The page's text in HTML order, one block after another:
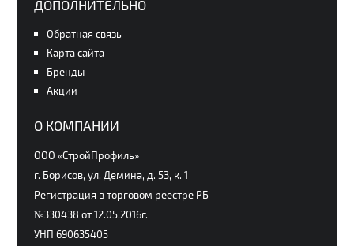
ДОПОЛНИТЕЛЬНО
Обратная связь
Карта сайта
Бренды
Акции
О КОМПАНИИ
ООО «СтройПрофиль»
г. Борисов, ул. Демина, д. 53, к. 1
Регистрация в торговом реестре РБ
№330438 от 12.05.2016г.
УНП 690635405